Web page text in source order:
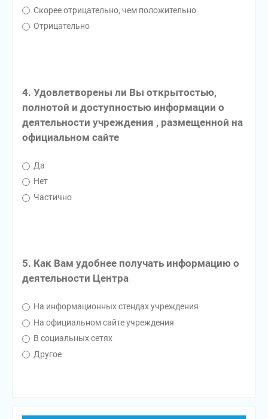
Скорее отрицательно, чем положительно
Отрицательно
4. Удовлетворены ли Вы открытостью,
полнотой и доступностью информации о
деятельности учреждения , размещенной на
официальном сайте
Да
Нет
Частично
5. Как Вам удобнее получать информацию о
деятельности Центра
На информационных стендах учреждения
На официальном сайте учреждения
В социальных сетях
Другое